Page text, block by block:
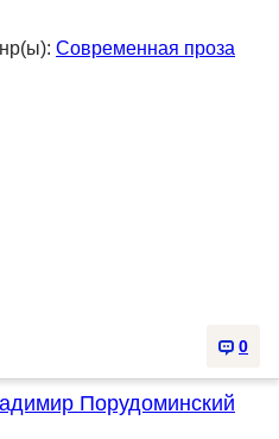
Современная проза
0
Порудоминский